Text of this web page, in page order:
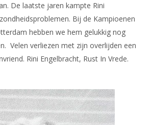
De laatste jaren kampte Rini
Bij de Kampioenen
hebben we hem gelukkig nog
Velen verliezen met zijn overlijden een
Rini Engelbracht, Rust In Vrede.